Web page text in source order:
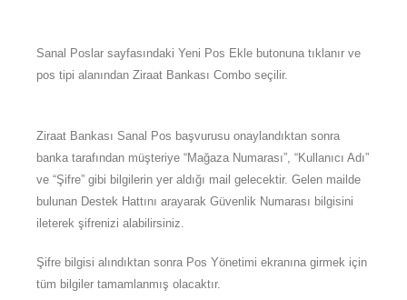
Sanal Poslar sayfasındaki Yeni Pos Ekle butonuna tıklanır ve
pos tipi alanından Ziraat Bankası Combo seçilir.
Ziraat Bankası Sanal Pos başvurusu onaylandıktan sonra
banka tarafından müşteriye “Mağaza Numarası”, “Kullanıcı Adı”
ve “Şifre” gibi bilgilerin yer aldığı mail gelecektir. Gelen mailde
bulunan Destek Hattını arayarak Güvenlik Numarası bilgisini
ileterek şifrenizi alabilirsiniz.
Şifre bilgisi alındıktan sonra Pos Yönetimi ekranına girmek için
tüm bilgiler tamamlanmış olacaktır.